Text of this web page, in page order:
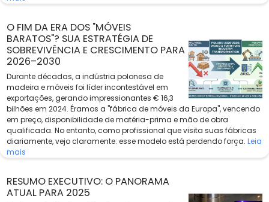
O FIM DA ERA DOS "MÓVEIS
BARATOS"? SUA ESTRATÉGIA DE
SOBREVIVÊNCIA E CRESCIMENTO PARA
2026–2030
Durante décadas, a indústria polonesa de
madeira e móveis foi líder incontestável em
exportações, gerando impressionantes € 16,3
bilhões em 2024. Éramos a "fábrica de móveis da Europa", vencendo
em preço, disponibilidade de matéria-prima e mão de obra
qualificada. No entanto, como profissional que visita suas fábricas
diariamente, vejo claramente: esse modelo está perdendo força. Leia
mais
RESUMO EXECUTIVO: O PANORAMA
ATUAL PARA 2025